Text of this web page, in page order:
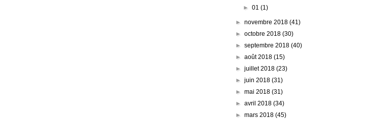
► 01 (1)
►novembre 2018(41)
►octobre 2018(30)
►septembre 2018(40)
►août 2018(15)
►juillet 2018(23)
►juin 2018(31)
►mai 2018(31)
►avril 2018(34)
►mars 2018(45)